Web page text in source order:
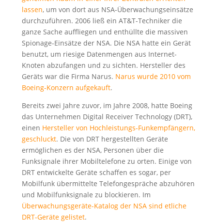
lassen, um von dort aus NSA-Überwachungseinsätze
durchzuführen. 2006 ließ ein AT&T-Techniker die
ganze Sache auffliegen und enthüllte die massiven
Spionage-Einsätze der NSA. Die NSA hatte ein Gerät
benutzt, um riesige Datenmengen aus Internet-
Knoten abzufangen und zu sichten. Hersteller des
Geräts war die Firma Narus. Narus wurde 2010 vom
Boeing-Konzern aufgekauft.
Bereits zwei Jahre zuvor, im Jahre 2008, hatte Boeing
das Unternehmen Digital Receiver Technology (DRT),
einen Hersteller von Hochleistungs-Funkempfängern,
geschluckt. Die von DRT hergestellten Geräte
ermöglichen es der NSA, Personen über die
Funksignale ihrer Mobiltelefone zu orten. Einige von
DRT entwickelte Geräte schaffen es sogar, per
Mobilfunk übermittelte Telefongespräche abzuhören
und Mobilfunksignale zu blockieren. Im
Überwachungsgeräte-Katalog der NSA sind etliche
DRT-Geräte gelistet.